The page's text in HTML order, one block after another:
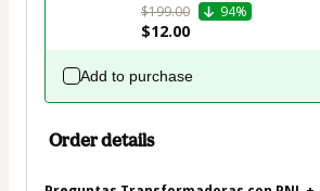
$199.00
94%
$12.00
Add to purchase
Order details